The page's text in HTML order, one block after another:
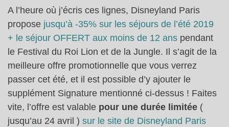
A l’heure où j’écris ces lignes, Disneyland Paris
propose jusqu’à -35% sur les séjours de l’été 2019
+ le séjour OFFERT aux moins de 12 ans pendant
le Festival du Roi Lion et de la Jungle. Il s’agit de la
meilleure offre promotionnelle que vous verrez
passer cet été, et il est possible d’y ajouter le
supplément Signature mentionné ci-dessus ! Faites
vite, l’offre est valable pour une durée limitée (
jusqu’au 24 avril ) sur le site de Disneyland Paris